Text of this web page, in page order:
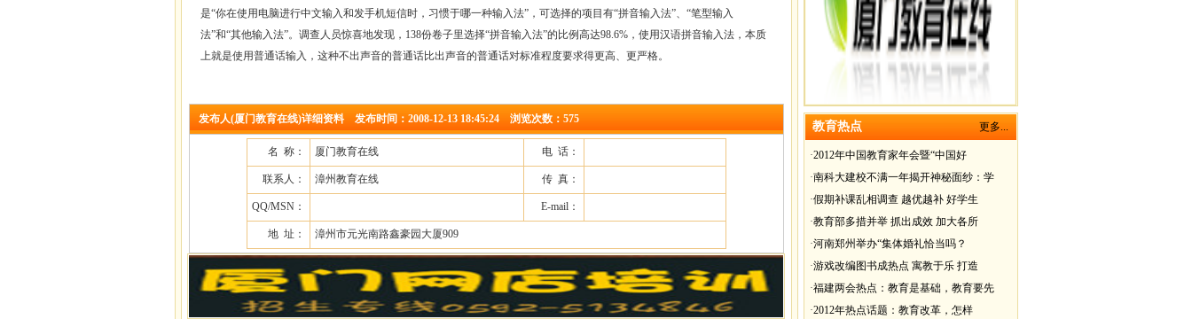
是“你在使用电脑进行中文输入和发手机短信时，习惯于哪一种输入法”，可选择的项目有“拼音输入法”、“笔型输入
法”和“其他输入法”。调查人员惊喜地发现，138份卷子里选择“拼音输入法”的比例高达98.6%，使用汉语拼音输入法，本质
上就是使用普通话输入，这种不出声音的普通话比出声音的普通话对标准程度要求得更高、更严格。
发布人(厦门教育在线)详细资料 发布时间：2008-12-13 18:45:24 浏览次数：575
名 称： 厦门教育在线 电 话：
联系人： 漳州教育在线 传 真：
QQ/MSN： E-mail：
地 址： 漳州市元光南路鑫豪园大厦909
教育热点 更多...
·2012年中国教育家年会暨“中国好
·南科大建校不满一年揭开神秘面纱：学
·假期补课乱相调查 越优越补 好学生
·教育部多措并举 抓出成效 加大各所
·河南郑州举办“集体婚礼恰当吗？
·游戏改编图书成热点 寓教于乐 打造
·福建两会热点：教育是基础，教育要先
·2012年热点话题：教育改革，怎样